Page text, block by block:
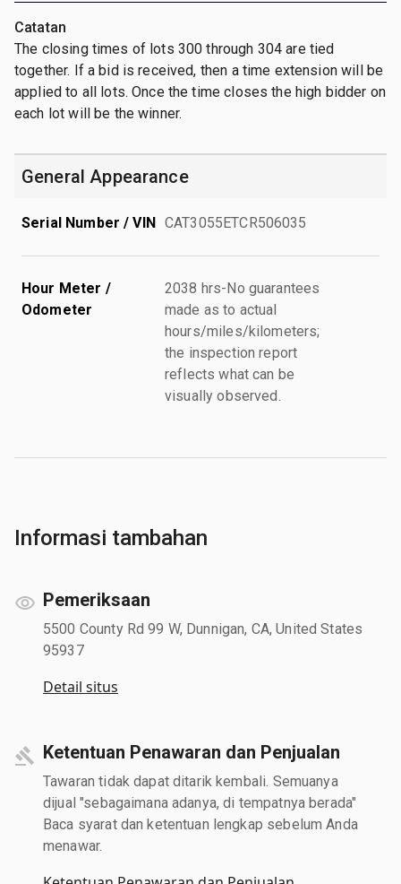
Catatan
The closing times of lots 300 through 304 are tied
together. If a bid is received, then a time extension will be
applied to all lots. Once the time closes the high bidder on
each lot will be the winner.
General Appearance
Serial Number / VIN CAT3055ETCR506035
Hour Meter /
Odometer
2038 hrs-No guarantees
made as to actual
hours/miles/kilometers;
the inspection report
reflects what can be
visually observed.
Informasi tambahan
Pemeriksaan
5500 County Rd 99 W, Dunnigan, CA, United States
95937
Detail situs
Ketentuan Penawaran dan Penjualan
Tawaran tidak dapat ditarik kembali. Semuanya
dijual "sebagaimana adanya, di tempatnya berada"
Baca syarat dan ketentuan lengkap sebelum Anda
menawar.